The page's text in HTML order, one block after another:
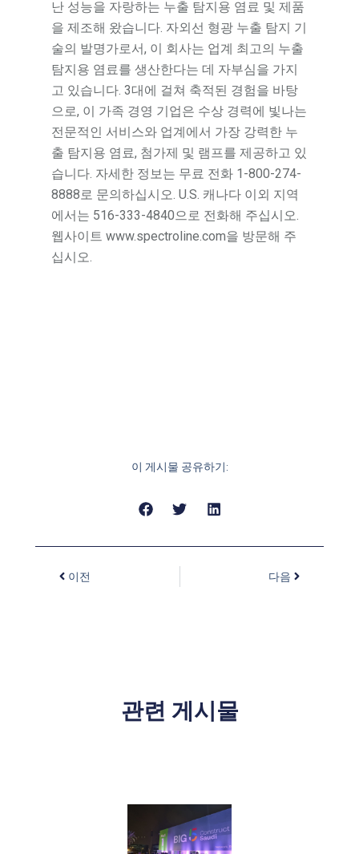
난 성능을 자랑하는 누출 탐지용 염료 및 제품
을 제조해 왔습니다. 자외선 형광 누출 탐지 기
술의 발명가로서, 이 회사는 업계 최고의 누출
탐지용 염료를 생산한다는 데 자부심을 가지
고 있습니다. 3대에 걸쳐 축적된 경험을 바탕
으로, 이 가족 경영 기업은 수상 경력에 빛나는
전문적인 서비스와 업계에서 가장 강력한 누
출 탐지용 염료, 첨가제 및 램프를 제공하고 있
습니다. 자세한 정보는 무료 전화 1-800-274-
8888로 문의하십시오. U.S. 캐나다 이외 지역
에서는 516-333-4840으로 전화해 주십시오.
웹사이트 www.spectroline.com을 방문해 주
십시오.
이 게시물 공유하기:
이전 다음
관련 게시물